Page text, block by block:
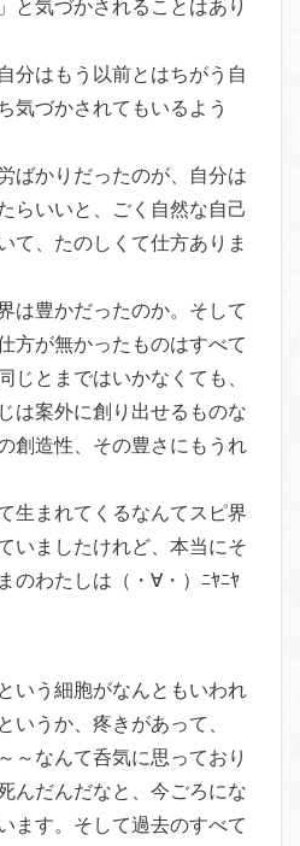
と気づかされることはあり
分はもう以前とはちがう自
気づかされてもいるよう
ばかりだったのが、自分は
らいいと、ごく自然な自己
て、たのしくて仕方ありま
は豊かだったのか。そして
方が無かったものはすべて
じとま ではいかなくても、
は案外に創り出せるものな
創造性、 その豊さにもうれ
生まれてくるなんてスピ界
いましたけれど、本当にそ
のわたしは（・∀・）ﾆﾔﾆﾔ
いう細胞がなんともいわれ
いうか、疼きがあって、
～なんて呑気に思っており
んだんだなと、今ごろにな
ます。そして過去のすべて